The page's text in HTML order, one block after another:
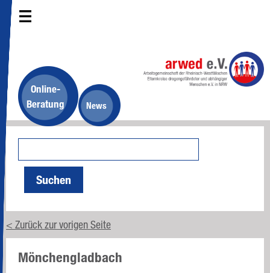
Online-
Beratung
News
Suchen
< Zurück zur vorigen Seite
Mönchengladbach